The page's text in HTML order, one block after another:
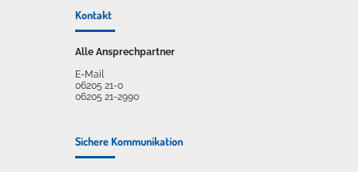
Kontakt
Alle Ansprechpartner
E-Mail
06205 21-0
06205 21-2990
Sichere Kommunikation